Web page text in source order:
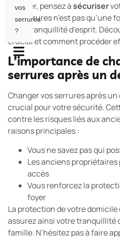
déballer, pensez àsécuriser
vos serrures n’est pas qu’une
votre tranquillité d’esprit.
crucial et comment procéder
L’importance de
serrures après un
Changer vos serrures après
crucial pour votre sécurité.
contre les risques liés aux
raisons principales :
Vous ne savez pas qui
Les anciens
accès
Vous renforcez la
foyer
La protection de votre domicile
assurez ainsi votre tranquillité
famille. N’hésitez pas à faire
vos
serrures
?